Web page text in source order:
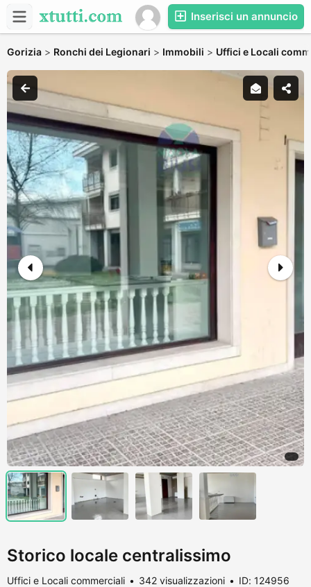
Inserisci un annuncio
Gorizia > Ronchi dei Legionari > Immobili > Uffici e Locali
Storico locale centralissimo
Uffici e Locali commerciali 342 visualizzazioni ID: 124956